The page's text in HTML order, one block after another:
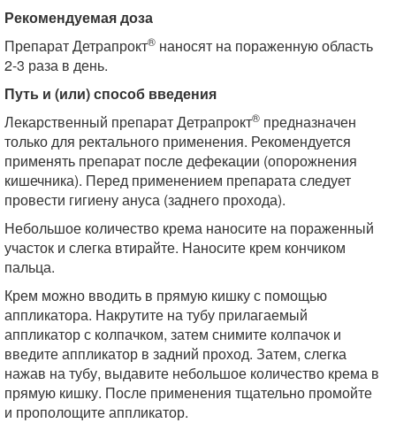
Рекомендуемая доза
Препарат Детрапрокт® наносят на пораженную область
2-3 раза в день.
Путь и (или) способ введения
Лекарственный препарат Детрапрокт® предназначен
только для ректального применения. Рекомендуется
применять препарат после дефекации (опорожнения
кишечника). Перед применением препарата следует
провести гигиену ануса (заднего прохода).
Небольшое количество крема наносите на пораженный
участок и слегка втирайте. Наносите крем кончиком
пальца.
Крем можно вводить в прямую кишку с помощью
аппликатора. Накрутите на тубу прилагаемый
аппликатор с колпачком, затем снимите колпачок и
введите аппликатор в задний проход. Затем, слегка
нажав на тубу, выдавите небольшое количество крема в
прямую кишку. После применения тщательно промойте
и прополощите аппликатор.